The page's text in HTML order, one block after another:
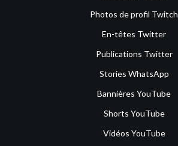
Photos de profil Twitch
En-têtes Twitter
Publications Twitter
Stories WhatsApp
Bannières YouTube
Shorts YouTube
Vidéos YouTube